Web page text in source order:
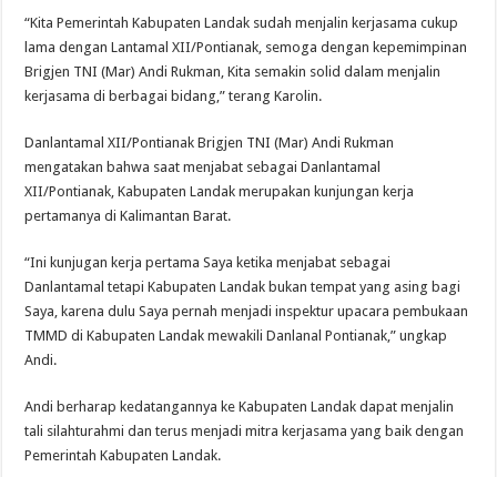
“Kita Pemerintah Kabupaten Landak sudah menjalin kerjasama cukup
lama dengan Lantamal XII/Pontianak, semoga dengan kepemimpinan
Brigjen TNI (Mar) Andi Rukman, Kita semakin solid dalam menjalin
kerjasama di berbagai bidang,” terang Karolin.
Danlantamal XII/Pontianak Brigjen TNI (Mar) Andi Rukman
mengatakan bahwa saat menjabat sebagai Danlantamal
XII/Pontianak, Kabupaten Landak merupakan kunjungan kerja
pertamanya di Kalimantan Barat.
“Ini kunjugan kerja pertama Saya ketika menjabat sebagai
Danlantamal tetapi Kabupaten Landak bukan tempat yang asing bagi
Saya, karena dulu Saya pernah menjadi inspektur upacara pembukaan
TMMD di Kabupaten Landak mewakili Danlanal Pontianak,” ungkap
Andi.
Andi berharap kedatangannya ke Kabupaten Landak dapat menjalin
tali silahturahmi dan terus menjadi mitra kerjasama yang baik dengan
Pemerintah Kabupaten Landak.